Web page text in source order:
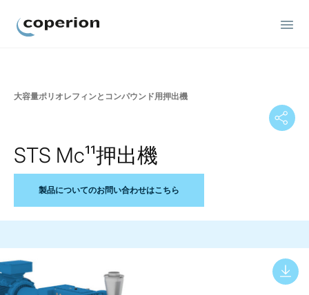
大容量ポリオレフィンとコンパウンド用押出機
STS Mc¹¹押出機
製品についてのお問い合わせはこちら